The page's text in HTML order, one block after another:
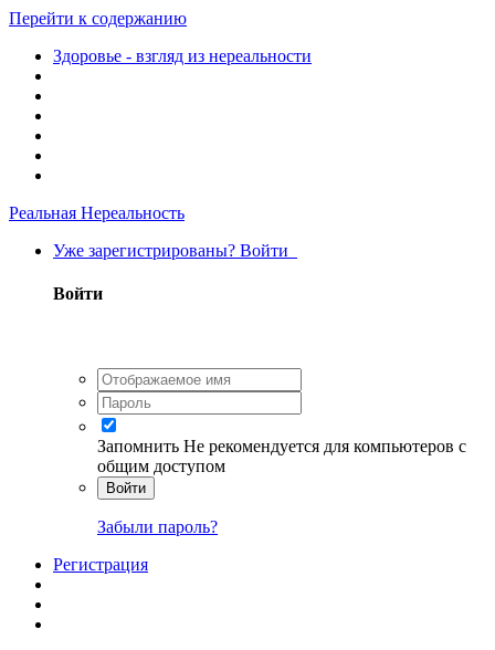
Перейти к содержанию
Здоровье - взгляд из нереальности
Реальная Нереальность
Уже зарегистрированы? Войти
Войти
Запомнить Не рекомендуется для компьютеров с
общим доступом
Войти
Забыли пароль?
Регистрация